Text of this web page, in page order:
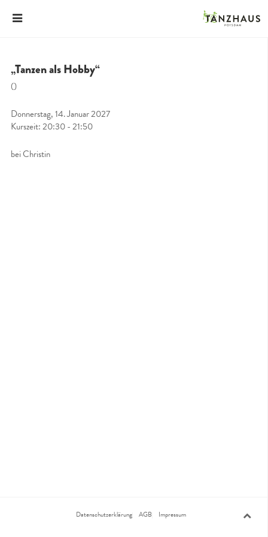
„Tanzen als Hobby“
()
Donnerstag, 14. Januar 2027
Kurszeit: 20:30 - 21:50
bei Christin
Datenschutzerklärung AGB Impressum